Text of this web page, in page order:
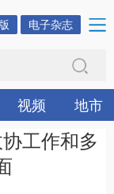
电子杂志
视频 地市
工作和多